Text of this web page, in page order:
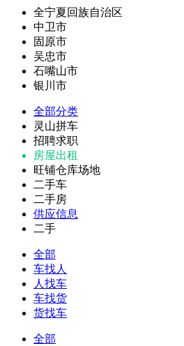
全宁夏回族自治区
中卫市
固原市
吴忠市
石嘴山市
银川市
全部分类
灵山拼车
招聘求职
房屋出租
旺铺仓库场地
二手车
二手房
供应信息
二手
全部
车找人
人找车
车找货
货找车
全部